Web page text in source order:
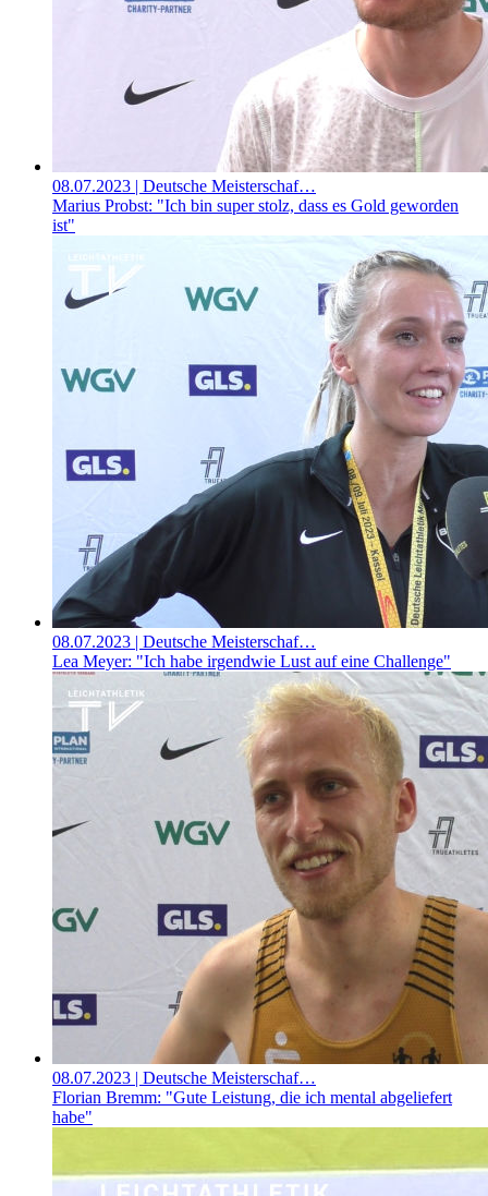
08.07.2023 | Deutsche Meisterschaf…
Marius Probst: "Ich bin super stolz, dass es Gold geworden
ist"
08.07.2023 | Deutsche Meisterschaf…
Lea Meyer: "Ich habe irgendwie Lust auf eine Challenge"
08.07.2023 | Deutsche Meisterschaf…
Florian Bremm: "Gute Leistung, die ich mental abgeliefert
habe"